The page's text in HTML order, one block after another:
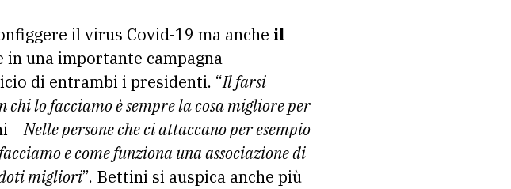
il virus Covid-19 ma anche il
in una importante campagna
di entrambi i presidenti. “Il farsi
chi lo facciamo è sempre la cosa migliore per
– Nelle persone che ci attaccano per esempio
e come funziona una associazione di
migliori”. Bettini si auspica anche più